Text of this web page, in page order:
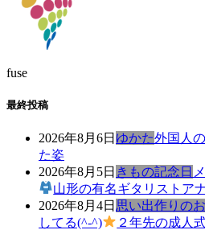
fuse
最終投稿
2026年8月6日 ゆかた外国人
た姿
2026年8月5日 きもの記念日
山形の有名ギタリストア
2026年8月4日 思い出作りの
してる(^-^)
２年先の成人